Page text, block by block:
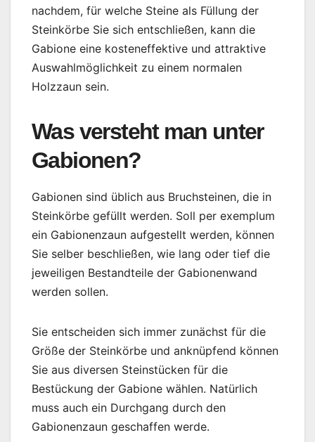
nachdem, für welche Steine als Füllung der
Steinkörbe Sie sich entschließen, kann die
Gabione eine kosteneffektive und attraktive
Auswahlmöglichkeit zu einem normalen
Holzzaun sein.
Was versteht man unter
Gabionen?
Gabionen sind üblich aus Bruchsteinen, die in
Steinkörbe gefüllt werden. Soll per exemplum
ein Gabionenzaun aufgestellt werden, können
Sie selber beschließen, wie lang oder tief die
jeweiligen Bestandteile der Gabionenwand
werden sollen.
Sie entscheiden sich immer zunächst für die
Größe der Steinkörbe und anknüpfend können
Sie aus diversen Steinstücken für die
Bestückung der Gabione wählen. Natürlich
muss auch ein Durchgang durch den
Gabionenzaun geschaffen werde.